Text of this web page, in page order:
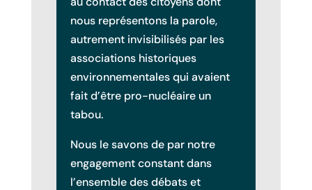
nous représentons la parole,
autrement invisibilisés par les
associations historiques
environnementales qui avaient
fait d’être pro-nucléaire un
tabou.
Nous le savons de par notre
engagement constant dans
l’ensemble des débats et